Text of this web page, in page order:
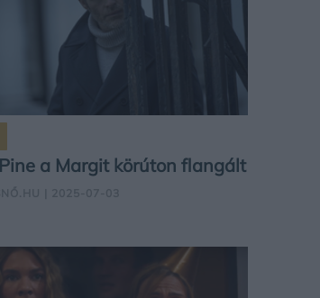
a Margit körúton flangált